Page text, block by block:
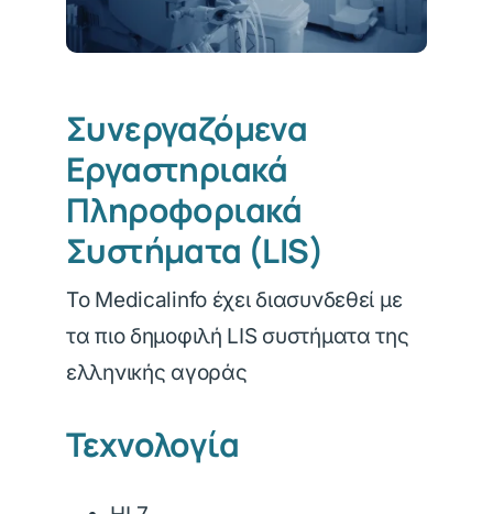
Συνεργαζόμενα
Εργαστηριακά
Πληροφοριακά
Συστήματα (LIS)
Το Medicalinfo έχει διασυνδεθεί με
τα πιο δημοφιλή LIS συστήματα της
ελληνικής αγοράς
Τεχνολογία